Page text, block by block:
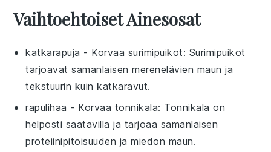
Vaihtoehtoiset Ainesosat
katkarapuja - Korvaa surimipuikot: Surimipuikot
tarjoavat samanlaisen merenelävien maun ja
tekstuurin kuin katkaravut.
rapulihaa - Korvaa tonnikala: Tonnikala on
helposti saatavilla ja tarjoaa samanlaisen
proteiinipitoisuuden ja miedon maun.